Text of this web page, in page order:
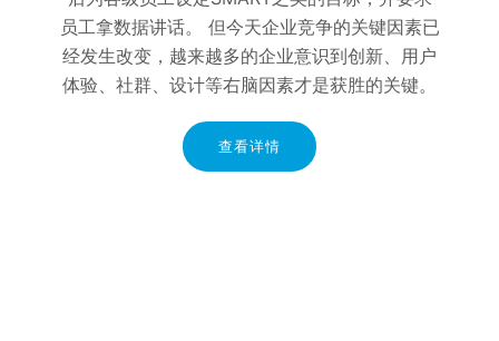
员工拿数据讲话。 但今天企业竞争的关键因素已
经发生改变，越来越多的企业意识到创新、用户
体验、社群、设计等右脑因素才是获胜的关键。
查看详情